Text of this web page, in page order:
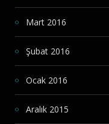
Mart 2016
Şubat 2016
Ocak 2016
Aralık 2015